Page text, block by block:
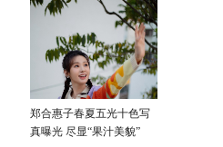
郑合惠子春夏五光十色写
真曝光 尽显“果汁美貌”